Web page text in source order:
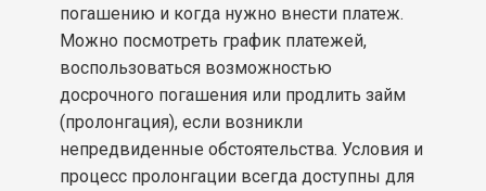
погашению и когда нужно внести платеж.
Можно посмотреть график платежей,
воспользоваться возможностью
досрочного погашения или продлить займ
(пролонгация), если возникли
непредвиденные обстоятельства. Условия и
процесс пролонгации всегда доступны для